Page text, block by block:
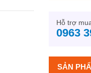
Hỗ trợ
0963
SẢN